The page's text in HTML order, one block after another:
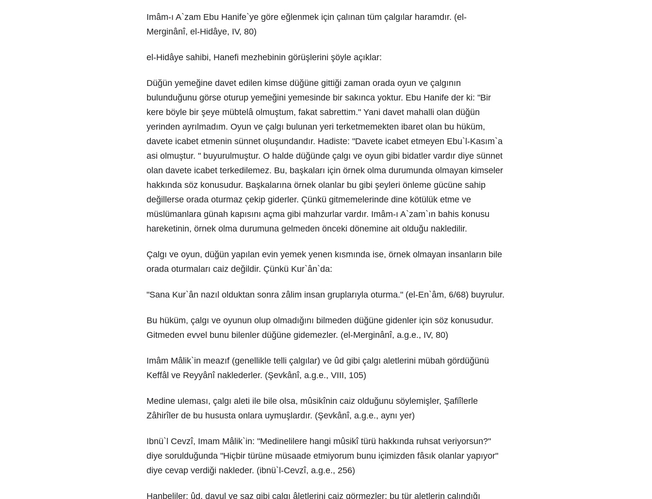
Imâm-ı A`zam Ebu Hanife`ye göre eğlenmek için çalınan tüm çalgılar haramdır. (el-
Merginânî, el-Hidâye, IV, 80)
el-Hidâye sahibi, Hanefi mezhebinin görüşlerini şöyle açıklar:
Düğün yemeğine davet edilen kimse düğüne gittiği zaman orada oyun ve çalgının
bulunduğunu görse oturup yemeğini yemesinde bir sakınca yoktur. Ebu Hanife der ki: "Bir
kere böyle bir şeye mübtelâ olmuştum, fakat sabrettim." Yani davet mahalli olan düğün
yerinden ayrılmadım. Oyun ve çalgı bulunan yeri terketmemekten ibaret olan bu hüküm,
davete icabet etmenin sünnet oluşundandır. Hadiste: "Davete icabet etmeyen Ebu`l-Kasım`a
asi olmuştur. " buyurulmuştur. O halde düğünde çalgı ve oyun gibi bidatler vardır diye sünnet
olan davete icabet terkedilemez. Bu, başkaları için örnek olma durumunda olmayan kimseler
hakkında söz konusudur. Başkalarına örnek olanlar bu gibi şeyleri önleme gücüne sahip
değillerse orada oturmaz çekip giderler. Çünkü gitmemelerinde dine kötülük etme ve
müslümanlara günah kapısını açma gibi mahzurlar vardır. Imâm-ı A`zam`ın bahis konusu
hareketinin, örnek olma durumuna gelmeden önceki dönemine ait olduğu nakledilir.
Çalgı ve oyun, düğün yapılan evin yemek yenen kısmında ise, örnek olmayan insanların bile
orada oturmaları caiz değildir. Çünkü Kur`ân`da:
"Sana Kur`ân nazıl olduktan sonra zâlim insan gruplarıyla oturma." (el-En`âm, 6/68) buyrulur.
Bu hüküm, çalgı ve oyunun olup olmadığını bilmeden düğüne gidenler için söz konusudur.
Gitmeden evvel bunu bilenler düğüne gidemezler. (el-Merginânî, a.g.e., IV, 80)
Imâm Mâlik`in meazıf (genellikle telli çalgılar) ve ûd gibi çalgı aletlerini mübah gördüğünü
Keffâl ve Reyyânî naklederler. (Şevkânî, a.g.e., VIII, 105)
Medine uleması, çalgı aleti ile bile olsa, mûsikînin caiz olduğunu söylemişler, Şafiîlerle
Zâhirîler de bu hususta onlara uymuşlardır. (Şevkânî, a.g.e., aynı yer)
Ibnü`l Cevzî, Imam Mâlik`in: "Medinelilere hangi mûsikî türü hakkında ruhsat veriyorsun?"
diye sorulduğunda "Hiçbir türüne müsaade etmiyorum bunu içimizden fâsık olanlar yapıyor"
diye cevap verdiği nakleder. (ibnü`l-Cevzî, a.g.e., 256)
Hanbeliler; ûd, davul ve saz gibi çalgı âletlerini caiz görmezler; bu tür aletlerin çalındığı